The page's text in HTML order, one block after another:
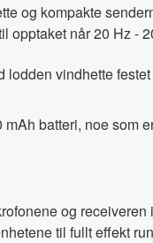
og kompakte
opptaket når 20 Hz -
batteri, noe som
og
til fullt effekt